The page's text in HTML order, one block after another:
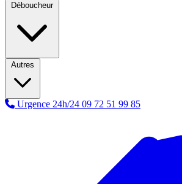
Déboucheur
Autres
Urgence 24h/24 09 72 51 99 85